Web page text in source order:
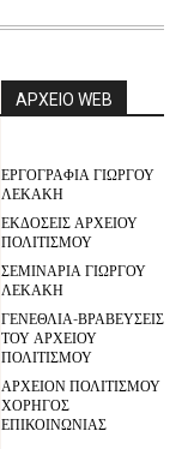
ΑΡΧΕΙΟ WEB
ΕΡΓΟΓΡΑΦΙΑ ΓΙΩΡΓΟΥ
ΛΕΚΑΚΗ
ΕΚΔΟΣΕΙΣ ΑΡΧΕΙΟΥ
ΠΟΛΙΤΙΣΜΟΥ
ΣΕΜΙΝΑΡΙΑ ΓΙΩΡΓΟΥ
ΛΕΚΑΚΗ
ΓΕΝΕΘΛΙΑ-ΒΡΑΒΕΥΣΕΙΣ
ΤΟΥ ΑΡΧΕΙΟΥ
ΠΟΛΙΤΙΣΜΟΥ
ΑΡΧΕΙΟΝ ΠΟΛΙΤΙΣΜΟΥ
ΧΟΡΗΓΟΣ
ΕΠΙΚΟΙΝΩΝΙΑΣ